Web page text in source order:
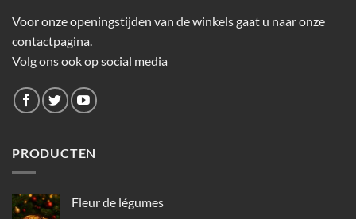
Voor onze openingstijden van de winkels gaat u naar onze
contactpagina.
Volg ons ook op social media
PRODUCTEN
Fleur de légumes